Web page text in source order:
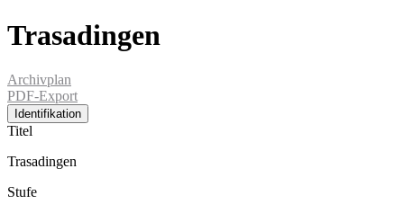
Trasadingen
Archivplan
PDF-Export
Identifikation
Titel
Trasadingen
Stufe